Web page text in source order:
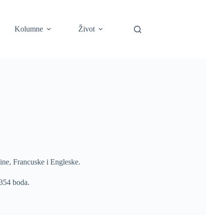
Kolumne Život
Francuske i Engleske.
boda.